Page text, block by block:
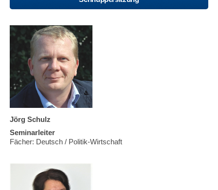
Jörg Schulz
Seminarleiter
Fächer: Deutsch / Politik-Wirtschaft